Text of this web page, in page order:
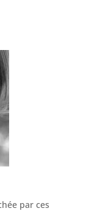
par ces